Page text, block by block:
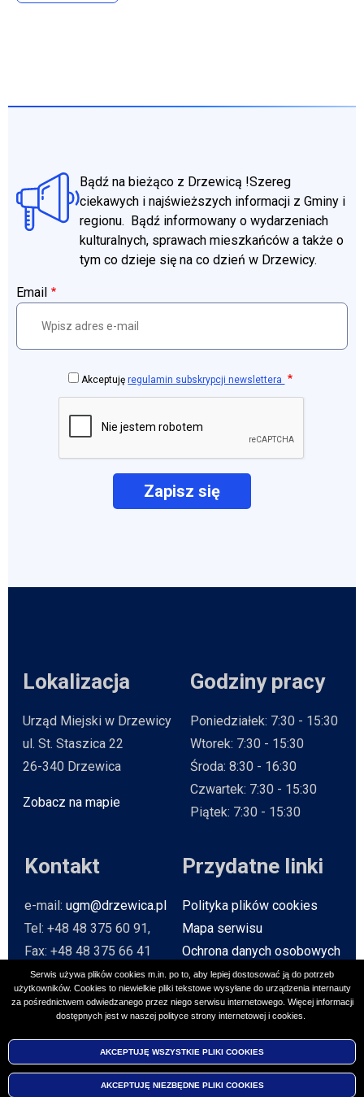
Bądź na bieżąco z Drzewicą !Szereg
ciekawych i najświeższych informacji z Gminy i
regionu. Bądź informowany o wydarzeniach
kulturalnych, sprawach mieszkańców a także o
tym co dzieje się na co dzień w Drzewicy.
Email
Akceptujęregulamin subskrypcji newslettera
Lokalizacja
Urząd Miejski w Drzewicy
ul. St. Staszica 22
26-340 Drzewica
Zobacz na mapieWill open in new tab
Godziny pracy
Poniedziałek: 7:30 - 15:30
Wtorek: 7:30 - 15:30
Środa: 8:30 - 16:30
Czwartek: 7:30 - 15:30
Piątek: 7:30 - 15:30
Kontakt
e-mail: ugm@drzewica.pl
Tel: +48 48 375 60 91,
Fax: +48 48 375 66 41
Przydatne linki
Polityka plików cookies
Mapa serwisu
Ochrona danych osobowych
Baza Teleadresowa
Strona archiwalnaWill open in
Social media
Serwis używa plików cookies m.in. po to, aby lepiej dostosować ją do potrzeb
użytkowników. Cookies to niewielkie pliki tekstowe wysyłane do urządzenia internauty
za pośrednictwem odwiedzanego przez niego serwisu internetowego. Więcej informacji
dostępnych jest w naszej polityce strony internetowej i cookies.
AKCEPTUJĘ WSZYSTKIE PLIKI COOKIES
AKCEPTUJĘ NIEZBĘDNE PLIKI COOKIES